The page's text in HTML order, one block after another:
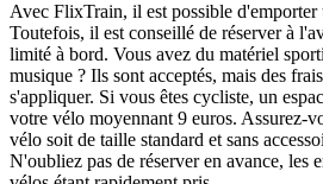
Avec FlixTrain, il est possible d'emporter
Toutefois, il est conseillé de réserver à
limité à bord. Vous avez du matériel
musique ? Ils sont acceptés, mais des
s'appliquer. Si vous êtes cycliste, un
votre vélo moyennant 9 euros. Assurez-
vélo soit de taille standard et sans
N'oubliez pas de réserver en avance, les